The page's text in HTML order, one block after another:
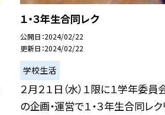
１・３年生合同レク
公開日 2024/02/22
更新日 2024/02/22
学校生活
２月２１日（水）１限に１学年委員
の企画・運営で１・３年生合同レク